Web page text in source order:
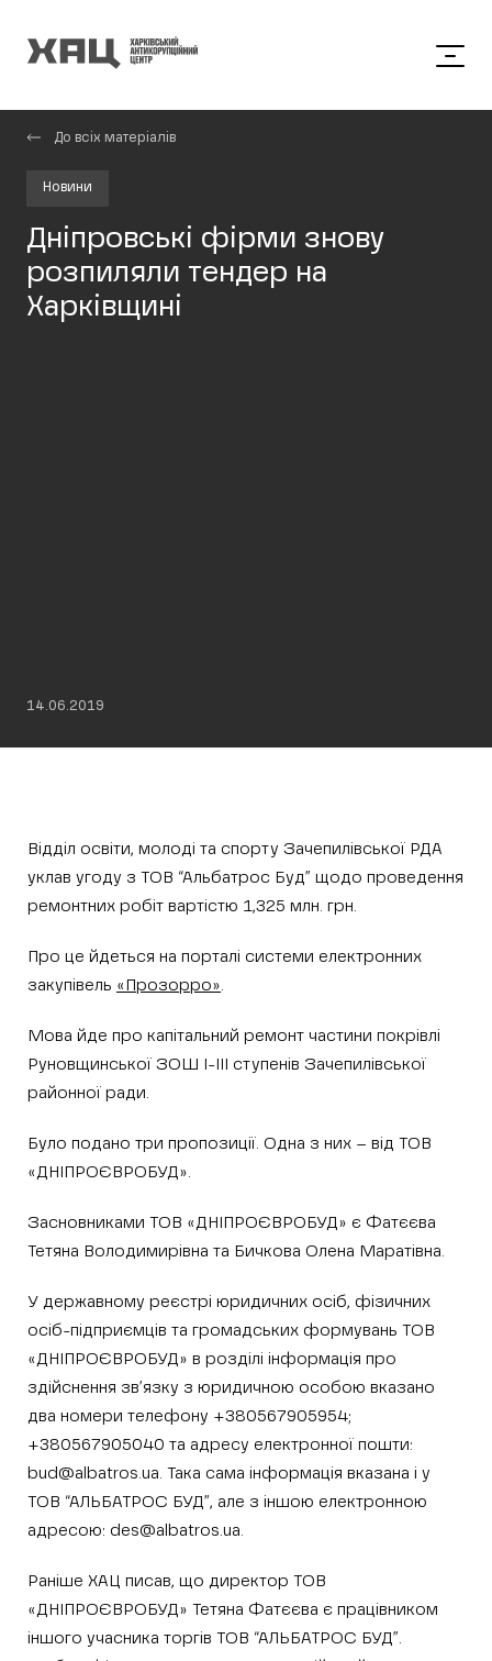
До всіх матеріалів
Новини
Дніпровські фірми знову
розпиляли тендер на
Харківщині
14.06.2019
Відділ освіти, молоді та спорту Зачепилівської РДА
уклав угоду з ТОВ “Альбатрос Буд” щодо проведення
ремонтних робіт вартістю 1,325 млн. грн.
Про це йдеться на порталі системи електронних
закупівель «Прозорро».
Мова йде про капітальний ремонт частини покрівлі
Руновщинської ЗОШ І-ІІІ ступенів Зачепилівської
районної ради.
Було подано три пропозиції. Одна з них – від ТОВ
«ДНІПРОЄВРОБУД».
Засновниками ТОВ «ДНІПРОЄВРОБУД» є Фатєєва
Тетяна Володимирівна та Бичкова Олена Маратівна.
У державному реєстрі юридичних осіб, фізичних
осіб-підприємців та громадських формувань ТОВ
«ДНІПРОЄВРОБУД» в розділі інформація про
здійснення зв’язку з юридичною особою вказано
два номери телефону +380567905954;
+380567905040 та адресу електронної пошти:
bud@albatros.ua. Така сама інформація вказана і у
ТОВ “АЛЬБАТРОС БУД”, але з іншою електронною
адресою: des@albatros.ua.
Раніше ХАЦ писав, що директор ТОВ
«ДНІПРОЄВРОБУД» Тетяна Фатєєва є працівником
іншого учасника торгів ТОВ “АЛЬБАТРОС БУД”.